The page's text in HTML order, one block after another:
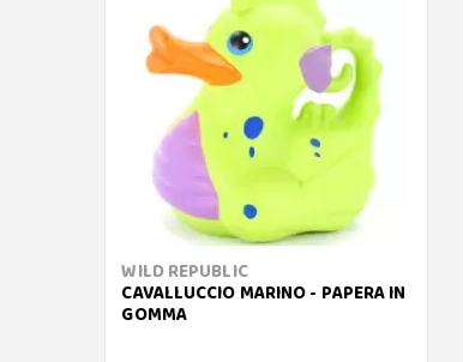
WILD REPUBLIC
CAVALLUCCIO MARINO - PAPERA IN
GOMMA